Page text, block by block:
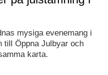
mysiga evenemang i
till Öppna Julbyar och
karta.